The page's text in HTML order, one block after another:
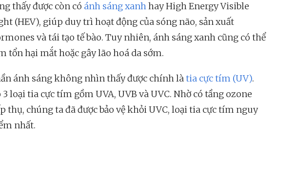
thấy được còn có ánh sáng xanhhay High Energy Visible
(HEV), giúp duy trì hoạt động của sóng não, sản xuất
và tái tạo tế bào. Tuy nhiên, ánh sáng xanh cũng có thể
tổn hại mắt hoặc gây lão hoá da sớm.
ánh sáng không nhìn thấy được chính làtia cực tím (UV).
3 loại tia cực tím gồm UVA, UVB và UVC. Nhờ có tầng ozone
thụ, chúng ta đã được bảo vệ khỏi UVC, loại tia cực tím nguy
nhất.